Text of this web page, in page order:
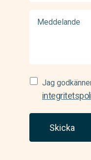
Samtycke
(Required)
Jag
Skicka